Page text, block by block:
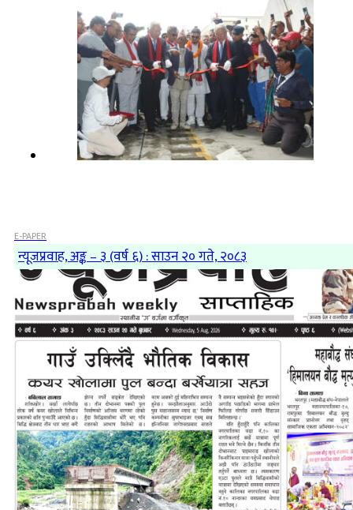
E-PAPER
न्यूजप्रवाह, अङ्क – ३ (वर्ष ६) : साउन २० गते, २०८३